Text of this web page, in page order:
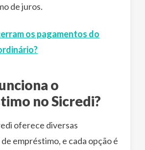
de juros.
os pagamentos do
o
no Sicredi?
oferece diversas
empréstimo, e cada opção é